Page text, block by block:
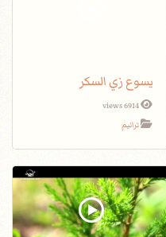
يسوع زي السكر
6914 views
ترانيم